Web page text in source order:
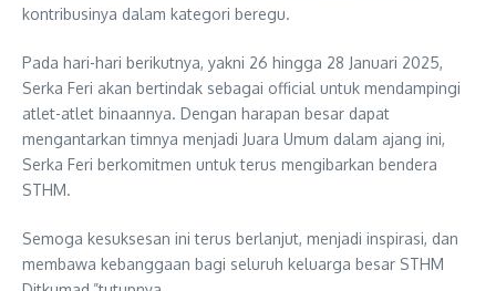
kontribusinya dalam kategori beregu.
Pada hari-hari berikutnya, yakni 26 hingga 28 Januari 2025,
Serka Feri akan bertindak sebagai official untuk mendampingi
atlet-atlet binaannya. Dengan harapan besar dapat
mengantarkan timnya menjadi Juara Umum dalam ajang ini,
Serka Feri berkomitmen untuk terus mengibarkan bendera
STHM.
Semoga kesuksesan ini terus berlanjut, menjadi inspirasi, dan
membawa kebanggaan bagi seluruh keluarga besar STHM